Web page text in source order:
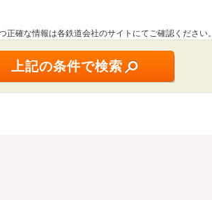
確な情報は各鉄道会社のサイトにてご確認ください。